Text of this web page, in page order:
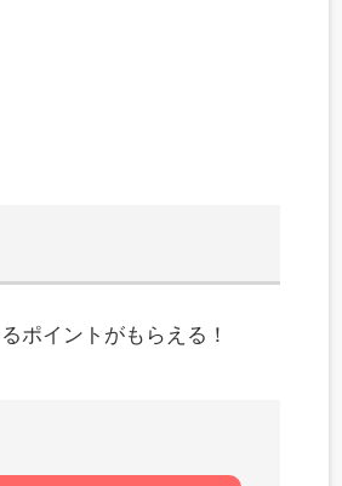
ポイントがもらえる！